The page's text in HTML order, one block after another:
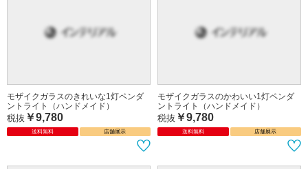
モザイクガラスのきれいな1灯ペンダ
ントライト（ハンドメイド）
税抜 ￥9,780
送料無料 店舗展示
モザイクガラスのかわいい1灯ペンダ
ントライト（ハンドメイド）
税抜 ￥9,780
送料無料 店舗展示